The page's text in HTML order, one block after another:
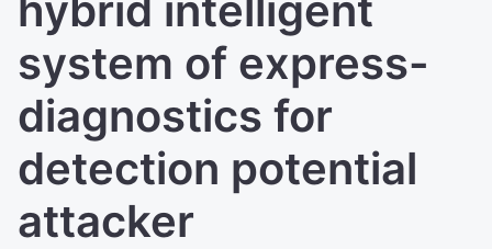
system of express-
diagnostics for
detection potential
attacker